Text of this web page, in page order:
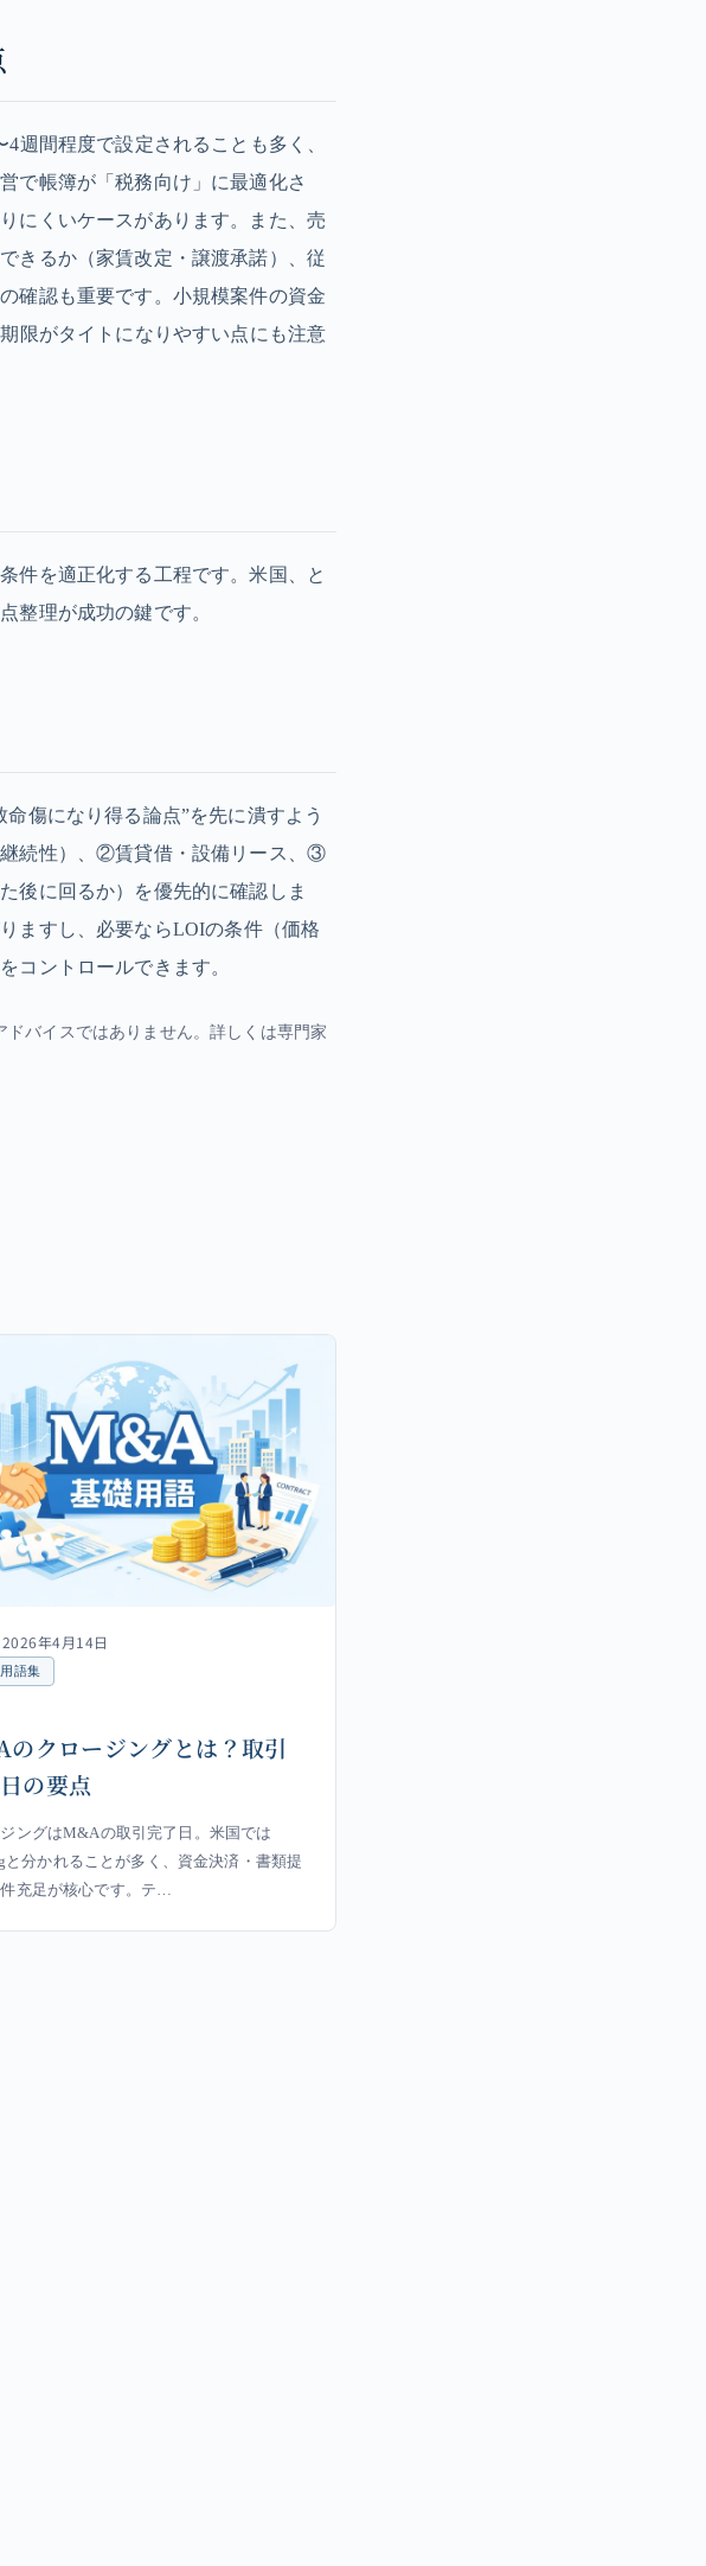
週間程度で設定されることも多く、
で帳簿が「税務向け」に最適化さ
にくいケースがあります。また、売
きるか（家賃改定・譲渡承諾）、従
確認も重要です。小規模案件の資金
限がタイトになりやすい点にも注意
件を適正化する工程です。米国、と
整理が成功の鍵です。
傷になり得る論点”を先に潰すよう
続性）、②賃貸借・設備リース、③
後に回るか）を優先的に確認しま
ますし、必要ならLOIの条件（価格
コントロールできます。
バイスではありません。詳しくは専門家
年4月14日
語集
クロージングとは？取引
の要点
ングはM&Aの取引完了日。米国では
と分かれることが多く、資金決済・書類提
充足が核心です。テ…